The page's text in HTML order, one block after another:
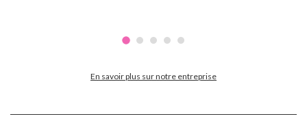
En savoir plus sur notre entreprise